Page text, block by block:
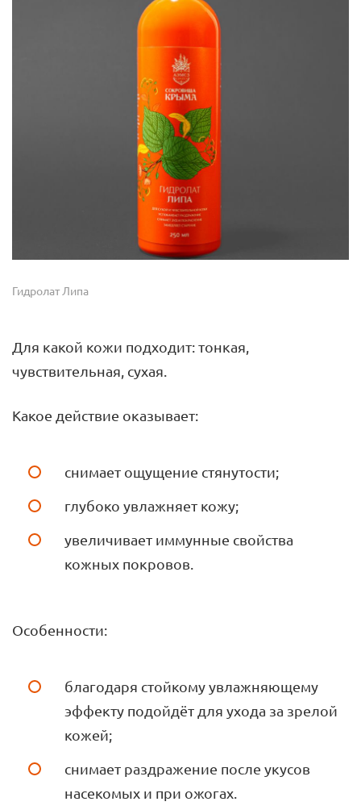
Гидролат Липа
Для какой кожи подходит: тонкая,
чувствительная, сухая.
Какое действие оказывает:
снимает ощущение стянутости;
глубоко увлажняет кожу;
увеличивает иммунные свойства
кожных покровов.
Особенности:
благодаря стойкому увлажняющему
эффекту подойдёт для ухода за зрелой
кожей;
снимает раздражение после укусов
насекомых и при ожогах.